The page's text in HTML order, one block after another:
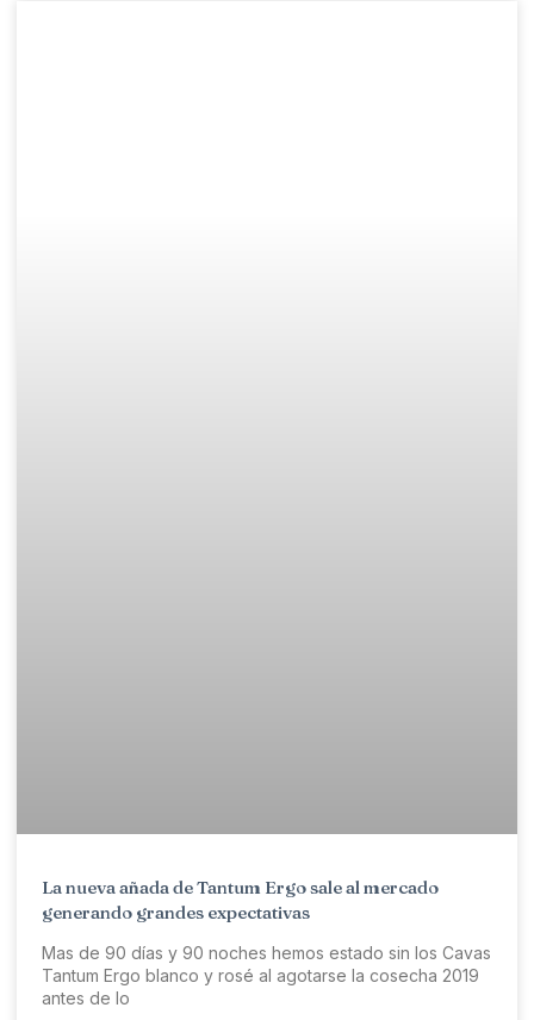
La nueva añada de Tantum Ergo sale al mercado
generando grandes expectativas
Mas de 90 días y 90 noches hemos estado sin los Cavas
Tantum Ergo blanco y rosé al agotarse la cosecha 2019
antes de lo